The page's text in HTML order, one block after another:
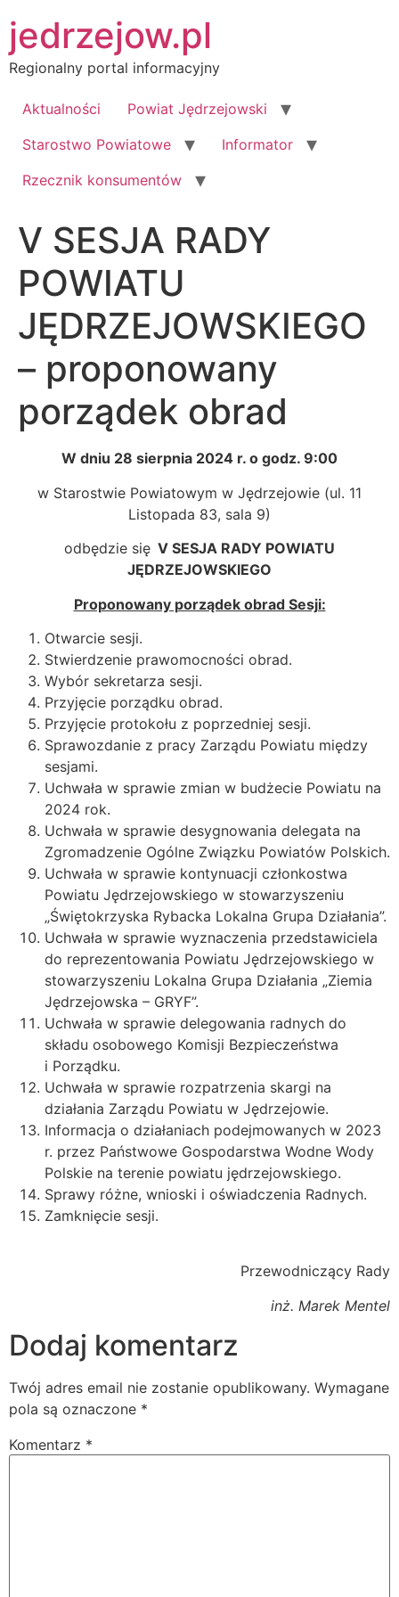
do
treści
jedrzejow.pl
Regionalny portal informacyjny
Aktualności
Powiat Jędrzejowski
Starostwo Powiatowe
Informator
Rzecznik konsumentów
V SESJA RADY
POWIATU
JĘDRZEJOWSKIEGO
– proponowany
porządek obrad
W dniu 28 sierpnia 2024 r. o godz. 9:00
w Starostwie Powiatowym w Jędrzejowie (ul. 11
Listopada 83, sala 9)
odbędzie się V SESJA RADY POWIATU
JĘDRZEJOWSKIEGO
Proponowany porządek obrad Sesji:
Otwarcie sesji.
Stwierdzenie prawomocności obrad.
Wybór sekretarza sesji.
Przyjęcie porządku obrad.
Przyjęcie protokołu z poprzedniej sesji.
Sprawozdanie z pracy Zarządu Powiatu między
sesjami.
Uchwała w sprawie zmian w budżecie Powiatu na
2024 rok.
Uchwała w sprawie desygnowania delegata na
Zgromadzenie Ogólne Związku Powiatów Polskich.
Uchwała w sprawie kontynuacji członkostwa
Powiatu Jędrzejowskiego w stowarzyszeniu
„Świętokrzyska Rybacka Lokalna Grupa Działania”.
Uchwała w sprawie wyznaczenia przedstawiciela
do reprezentowania Powiatu Jędrzejowskiego w
stowarzyszeniu Lokalna Grupa Działania „Ziemia
Jędrzejowska – GRYF”.
Uchwała w sprawie delegowania radnych do
składu osobowego Komisji Bezpieczeństwa
i Porządku.
Uchwała w sprawie rozpatrzenia skargi na
działania Zarządu Powiatu w Jędrzejowie.
Informacja o działaniach podejmowanych w 2023
r. przez Państwowe Gospodarstwa Wodne Wody
Polskie na terenie powiatu jędrzejowskiego.
Sprawy różne, wnioski i oświadczenia Radnych.
Zamknięcie sesji.
Przewodniczący Rady
inż. Marek Mentel
Dodaj komentarz
Twój adres email nie zostanie opublikowany. Wymagane
pola są oznaczone *
Komentarz *